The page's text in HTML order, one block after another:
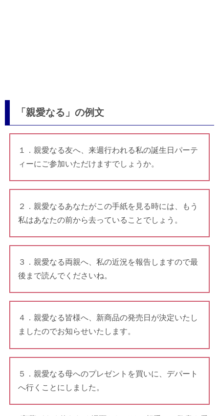
「親愛なる」の例文
１．親愛なる友へ、来週行われる私の誕生日パーテ
ィーにご参加いただけますでしょうか。
２．親愛なるあなたがこの手紙を見る時には、もう
私はあなたの前から去っていることでしょう。
３．親愛なる両親へ、私の近況を報告しますので最
後まで読んでくださいね。
４．親愛なる皆様へ、新商品の発売日が決定いたし
ましたのでお知らせいたします。
５．親愛なる母へのプレゼントを買いに、デパート
へ行くことにしました。